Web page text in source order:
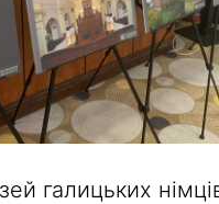
галицьких